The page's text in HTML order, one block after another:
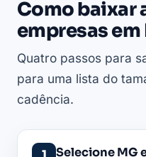
Como baixar
empresas
Quatro passos para
para uma lista do
cadência.
Selecione MG